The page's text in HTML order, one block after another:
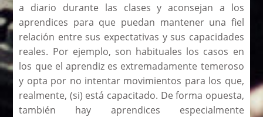
a diario durante las clases y aconsejan a los
aprendices para que puedan mantener una fiel
relación entre sus expectativas y sus capacidades
reales. Por ejemplo, son habituales los casos en
los que el aprendiz es extremadamente temeroso
y opta por no intentar movimientos para los que,
realmente, (si) está capacitado. De forma opuesta,
también hay aprendices especialmente